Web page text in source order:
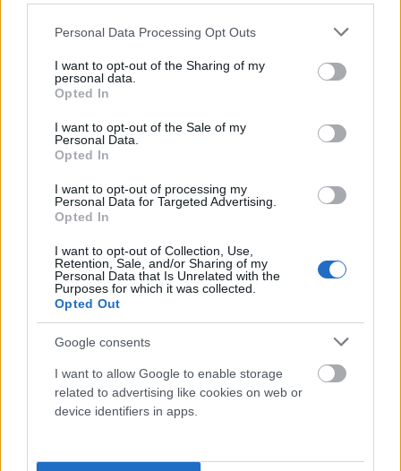
Please note that this website/app uses one or more Google
not limited to your visit or usage behaviour. You may click to
grant or deny consent to Google and its third-party tags to
use your data for below specified purposes in below Google
consent section.
Personal Data Processing Opt Outs
I want to opt-out of the Sharing of my
personal data.
Opted In
I want to opt-out of the Sale of my
Personal Data.
Opted In
I want to opt-out of processing my
Personal Data for Targeted Advertising.
Opted In
I want to opt-out of Collection, Use,
Retention, Sale, and/or Sharing of my
Personal Data that Is Unrelated with the
Purposes for which it was collected.
Opted Out
Google consents
I want to allow Google to enable storage
related to advertising like cookies on web or
device identifiers in apps.
Kutatási eredmények
Harvard Business Reviewáltal publikált tanulmány szerint a
vezetők hatékonysága inkább az érzelmi intelligenciához és a
kommunikációs készségekhez kapcsolódik, mintsem a hangossághoz
vagy a verbális dominanciához. Ez azt sugallja, hogy bár a hangosabb
egyének könnyebben kerülhetnek vezető pozícióba, a sikeres
vezetéshez sokkal többre van szükség.
Összegzés
többrétegű. Bár a magabiztos és hangos beszédmód segíthet valakit
vezető pozícióba juttatni, a valódi vezetői képességekhez ennél több kell.
Az empátia, a kommunikációs készségek, a döntéshozatali képesség és a
rugalmasság mind kulcsfontosságú tényezők a hatékony vezetésben. Az
introvertált, csendes vezetők is ugyanolyan sikeresek lehetnek, ha
rendelkeznek ezekkel a tulajdonságokkal.
Hivatkozások
Journal of Personality and Social Psychology:
American Psychological Association (APA):https://www.apa.org